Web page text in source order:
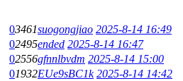
03461suogongjiao 2025-8-14 16:49
02495ended 2025-8-14 16:47
02556gfnnlbvdm 2025-8-14 15:00
01932EUe9sBC1k 2025-8-14 14:42